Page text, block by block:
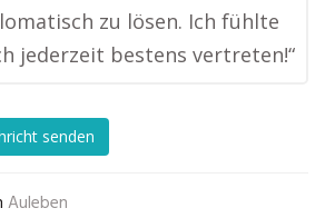
zu lösen. Ich fühlte
jederzeit bestens vertreten!“
senden
Auleben